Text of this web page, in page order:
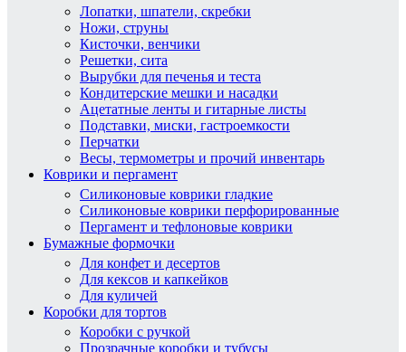
Лопатки, шпатели, скребки
Ножи, струны
Кисточки, венчики
Решетки, сита
Вырубки для печенья и теста
Кондитерские мешки и насадки
Ацетатные ленты и гитарные листы
Подставки, миски, гастроемкости
Перчатки
Весы, термометры и прочий инвентарь
Коврики и пергамент
Силиконовые коврики гладкие
Силиконовые коврики перфорированные
Пергамент и тефлоновые коврики
Бумажные формочки
Для конфет и десертов
Для кексов и капкейков
Для куличей
Коробки для тортов
Коробки с ручкой
Прозрачные коробки и тубусы